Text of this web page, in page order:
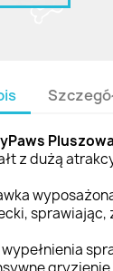
z dużą
sprawiając,
wypełnienia